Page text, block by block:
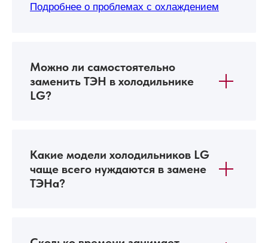
Подробнее о проблемах с охлаждением
Можно ли самостоятельно
заменить ТЭН в холодильнике
LG?
Какие модели холодильников LG
чаще всего нуждаются в замене
ТЭНа?